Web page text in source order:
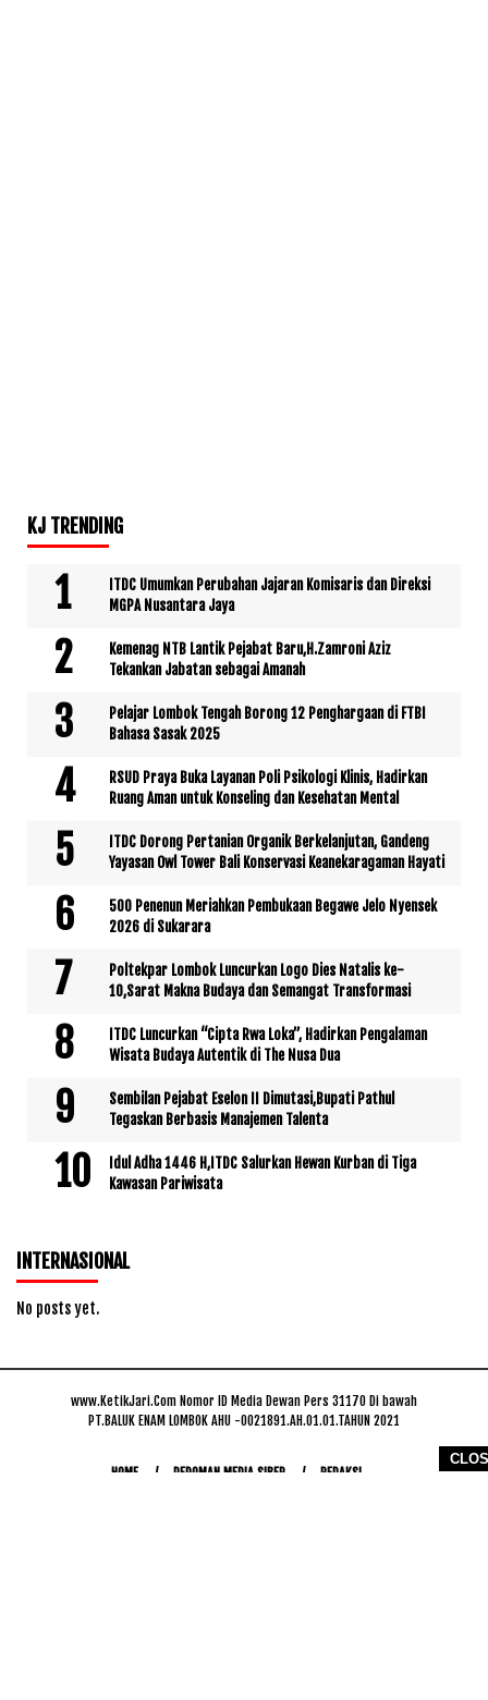
KJ TRENDING
ITDC Umumkan Perubahan Jajaran Komisaris dan Direksi
MGPA Nusantara Jaya
Kemenag NTB Lantik Pejabat Baru,H.Zamroni Aziz
Tekankan Jabatan sebagai Amanah
Pelajar Lombok Tengah Borong 12 Penghargaan di FTBI
Bahasa Sasak 2025
RSUD Praya Buka Layanan Poli Psikologi Klinis, Hadirkan
Ruang Aman untuk Konseling dan Kesehatan Mental
ITDC Dorong Pertanian Organik Berkelanjutan, Gandeng
Yayasan Owl Tower Bali Konservasi Keanekaragaman Hayati
500 Penenun Meriahkan Pembukaan Begawe Jelo Nyensek
2026 di Sukarara
Poltekpar Lombok Luncurkan Logo Dies Natalis ke-
10,Sarat Makna Budaya dan Semangat Transformasi
ITDC Luncurkan “Cipta Rwa Loka”, Hadirkan Pengalaman
Wisata Budaya Autentik di The Nusa Dua
Sembilan Pejabat Eselon II Dimutasi,Bupati Pathul
Tegaskan Berbasis Manajemen Talenta
Idul Adha 1446 H,ITDC Salurkan Hewan Kurban di Tiga
Kawasan Pariwisata
INTERNASIONAL
No posts yet.
www.KetikJari.Com Nomor ID Media Dewan Pers 31170 Di bawah
PT.BALUK ENAM LOMBOK AHU -0021891.AH.01.01.TAHUN 2021
HOME PEDOMAN MEDIA SIBER REDAKSI